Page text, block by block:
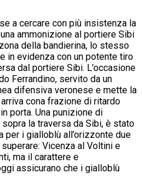
a cercare con più insistenza la
ammonizione al portiere Sibi
della bandierina, lo stesso
in evidenza con un potente tiro
dal portiere Sibi. L’occasione
Ferrandino, servito da un
difensiva veronese e mette la
cona frazione di ritardo
porta. Una punizione di
la traversa da Sibi, è stato
per i gialloblù all’orizzonte due
Vicenza al Voltini e
ma il carattere e
assicurano che i gialloblù